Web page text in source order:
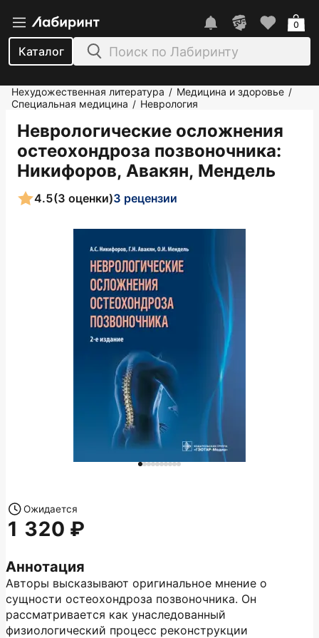
Каталог
0
Нехудожественная литература / Медицина и здоровье /
Специальная медицина / Неврология
Неврологические осложнения
остеохондроза позвоночника:
Никифоров, Авакян, Мендель
4.5(3 оценки)3 рецензии
Аннотация
Авторы высказывают оригинальное мнение о
сущности остеохондроза позвоночника. Он
рассматривается как унаследованный
физиологический процесс реконструкции
Ожидается
1 320